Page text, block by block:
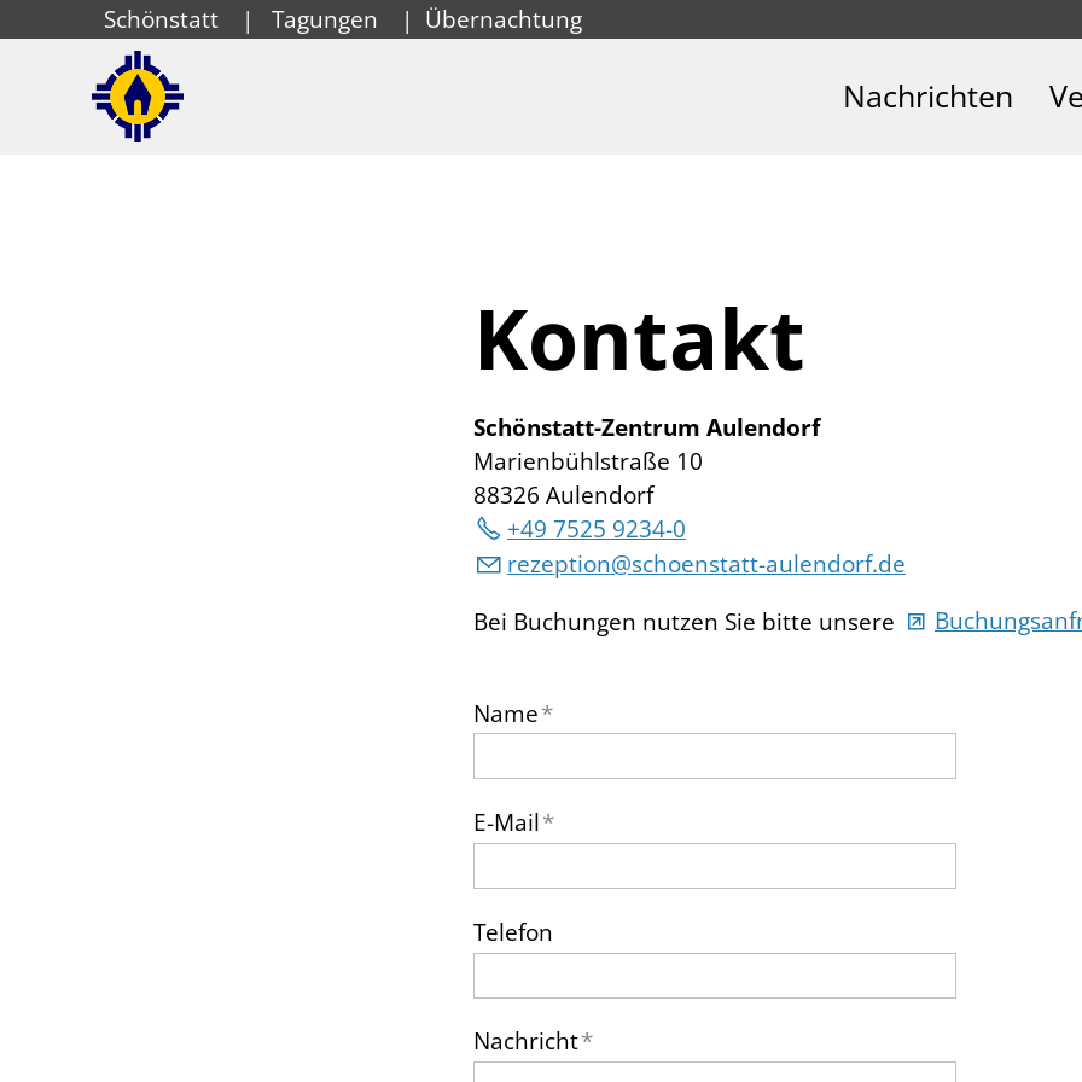
Schönstatt | Tagungen | Übernachtung
Nachrichten
Kontakt
Schönstatt-Zentrum Aulendorf
Marienbühlstraße 10
88326 Aulendorf
+49 7525 9234-0
r z pt n sch nst tt- l nd rf d
Bei Buchungen nutzen Sie bitte unsere
Name*
E-Mail*
Telefon
Nachricht*